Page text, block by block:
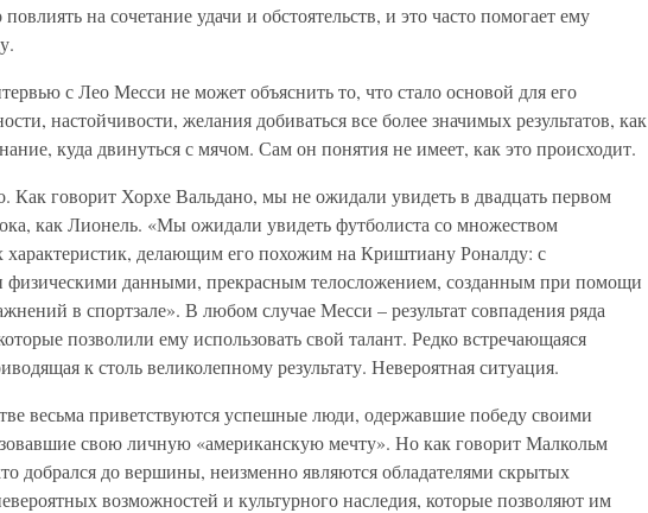
на сочетание удачи и обстоятельств, и это часто помогает ему
с Лео Месси не может объяснить то, что стало основой для его
настойчивости, желания добиваться все более значимых результатов, как
куда двинуться с мячом. Сам он понятия не имеет, как это происходит.
Как говорит Хорхе Вальдано, мы не ожидали увидеть в двадцать первом
как Лионель. «Мы ожидали увидеть футболиста со множеством
делающим его похожим на Криштиану Роналду: с
физическими данными, прекрасным телосложением, созданным при помощи
в спортзале». В любом случае Месси – результат совпадения ряда
позволили ему использовать свой талант. Редко встречающаяся
к столь великолепному результату. Невероятная ситуация.
весьма приветствуются успешные люди, одержавшие победу своими
свою личную «американскую мечту». Но как говорит Малкольм
добрался до вершины, неизменно являются обладателями скрытых
возможностей и культурного наследия, которые позволяют им